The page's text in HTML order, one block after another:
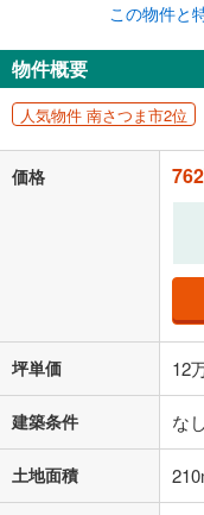
この物件と
物件概要
人気物件 南さつま市2位
価格
坪単価 12
建築条件 なし
土地面積